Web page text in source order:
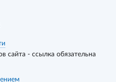
сайта - ссылка обязательна